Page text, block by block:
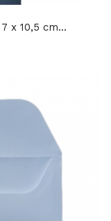
x 10,5 cm...